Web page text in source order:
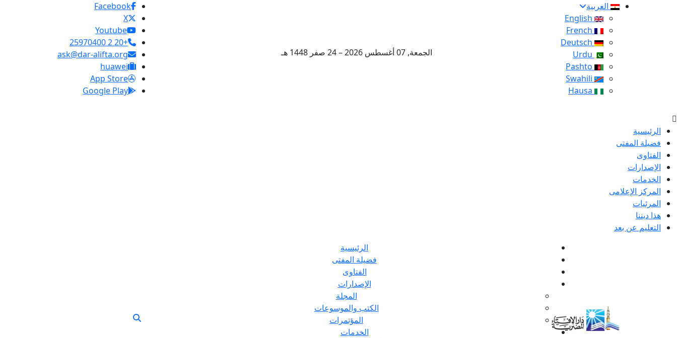
العربية
الجمعة, 07 أغسطس 2026 – 24 صفر 1448 هـ
Facebook
X
Youtube
+20 2 25970400
ask@dar-alifta.org
huawei
App Store
Google Play
الرئيسية
فضيلة المفتى
الفتاوى
الإصدارات
الخدمات
المركز الإعلامى
المرئيات
هذا ديننا
التعليم عن بعد
الرئيسية
فضيلة المفتى
الفتاوى
الإصدارات
المجلة
الكتب والموسوعات
المؤتمرات
الخدمات